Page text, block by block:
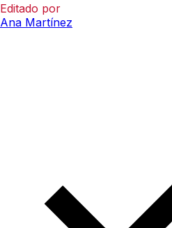
Editado por
Ana Martínez